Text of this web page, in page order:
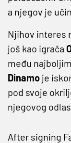
a njegov je
Njihov interes
još kao igrača
među
Dinamo je
pod svoje
njegovog
After signing